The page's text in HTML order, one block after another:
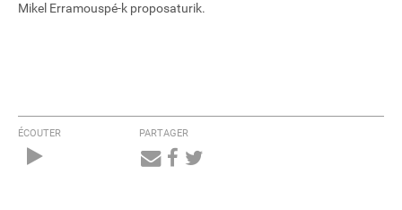
Mikel Erramouspé-k proposaturik.
ÉCOUTER PARTAGER